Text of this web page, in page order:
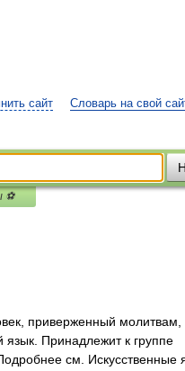
сайт Словарь на свой
⚽
приверженный молитвам,
Принадлежит к группе
см. Искусственные